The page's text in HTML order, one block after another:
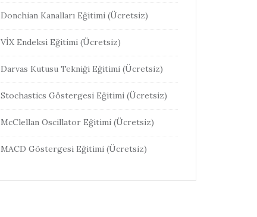
Donchian Kanalları Eğitimi (Ücretsiz)
VİX Endeksi Eğitimi (Ücretsiz)
Darvas Kutusu Tekniği Eğitimi (Ücretsiz)
Stochastics Göstergesi Eğitimi (Ücretsiz)
McClellan Oscillator Eğitimi (Ücretsiz)
MACD Göstergesi Eğitimi (Ücretsiz)